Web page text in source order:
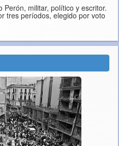
Perón, militar, político y escritor.
tres períodos, elegido por voto